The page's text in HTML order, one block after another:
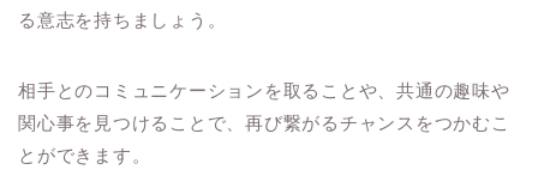
る意志を持ちましょう。
相手とのコミュニケーションを取ることや、共通の趣味や
関心事を見つけることで、再び繋がるチャンスをつかむこ
とができます。